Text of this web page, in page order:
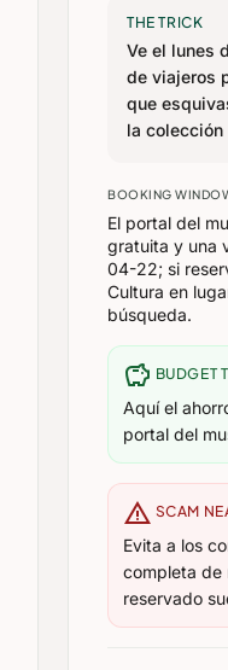
THE TRICK
Ve el lunes
de viajeros
que
la colección
BOOKING
El portal del
gratuita y una
04-22; si
Cultura en
búsqueda.
savings BUDGET
Aquí el
portal del
warning SCAM
Evita a los
completa de
reservado